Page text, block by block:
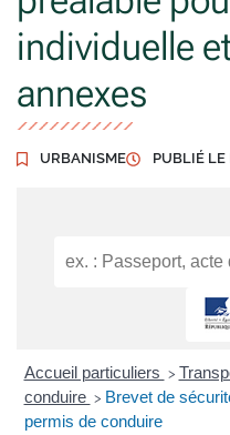
individuelle
annexes
URBANISME PUBLIÉ LE
Accueil particuliers >
conduire > Brevet de
permis de conduire